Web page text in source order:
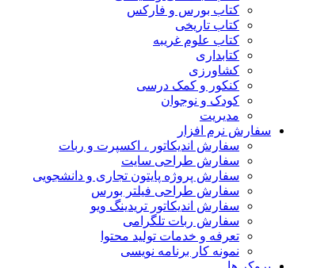
کتاب بورس و فارکس
کتاب تاریخی
کتاب علوم غریبه
کتابداری
کشاورزی
کنکور و کمک‌ درسی
کودک و نوجوان
مدیریت
سفارش نرم افزار
سفارش اندیکاتور ، اکسپرت و ربات
سفارش طراحی سایت
سفارش پروژه پایتون تجاری و دانشجویی
سفارش طراحی فیلتر بورس
سفارش اندیکاتور تریدینگ ویو
سفارش ربات تلگرامی
تعرفه و خدمات تولید محتوا
نمونه کار برنامه نویسی